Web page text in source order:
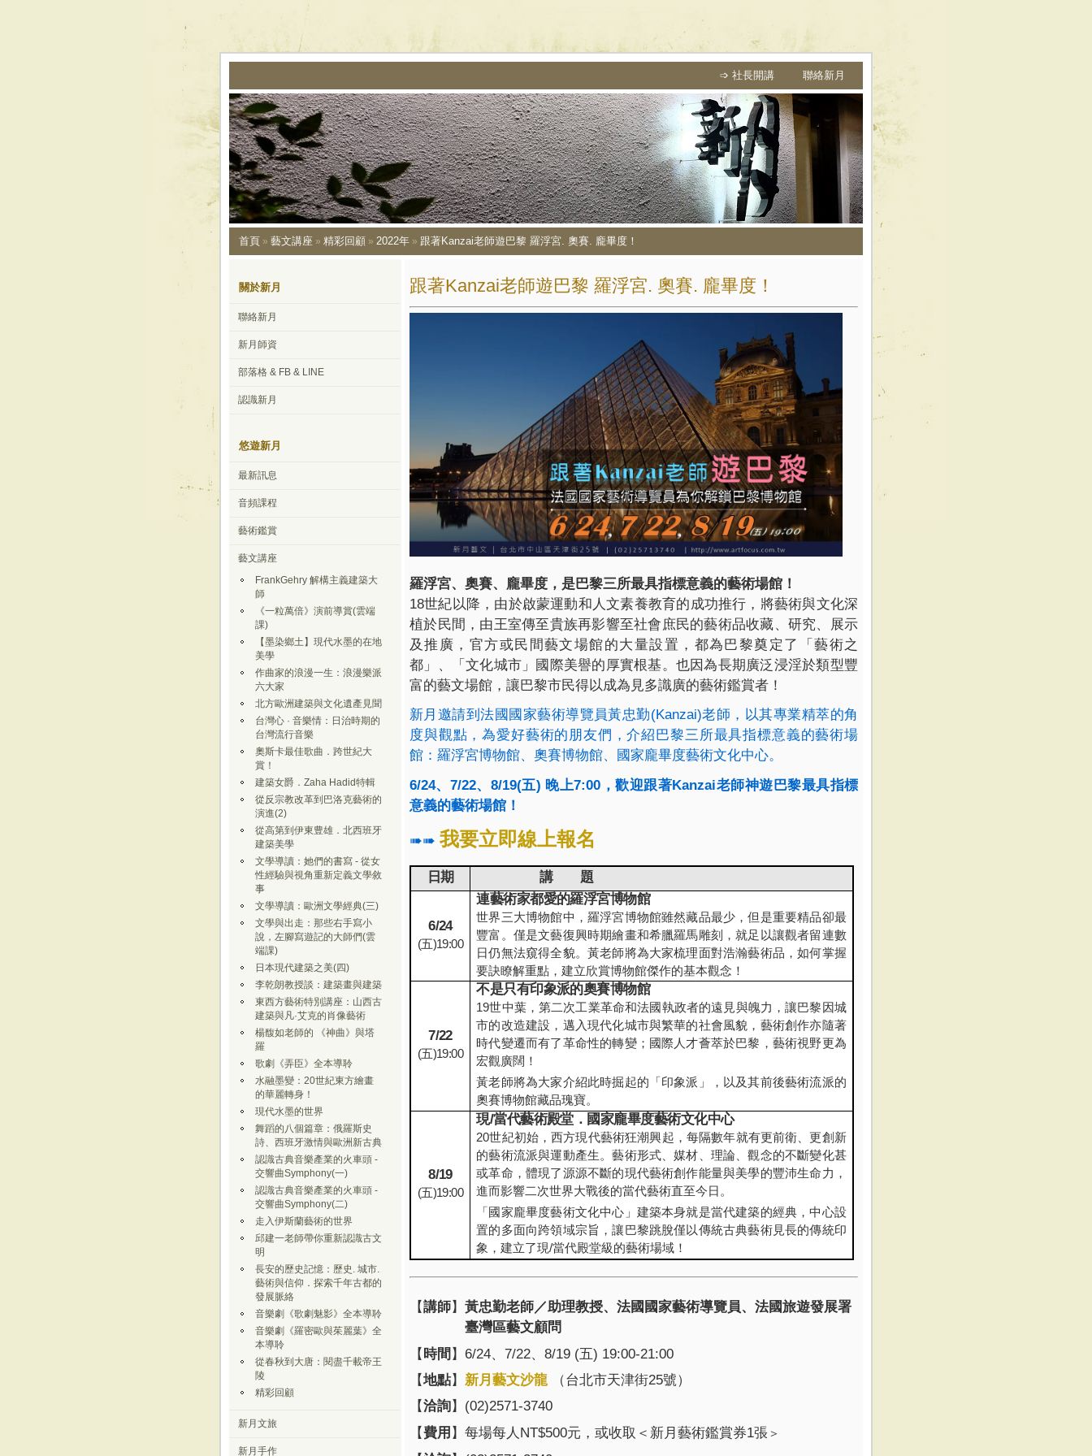
➩ 社長開講 聯絡新月
首頁 » 藝文講座 » 精彩回顧 » 2022年 » 跟著Kanzai老師遊巴黎 羅浮宮. 奧賽. 龐畢度！
關於新月
聯絡新月
新月師資
部落格 & FB & LINE
認識新月
悠遊新月
最新訊息
音頻課程
藝術鑑賞
藝文講座
FrankGehry 解構主義建築大
師
《一粒萬倍》演前導賞(雲端
課)
【墨染鄉土】現代水墨的在地
美學
作曲家的浪漫一生：浪漫樂派
六大家
北方歐洲建築與文化遺產見聞
台灣心 · 音樂情：日治時期的
台灣流行音樂
奧斯卡最佳歌曲．跨世紀大
賞！
建築女爵．Zaha Hadid特輯
從反宗教改革到巴洛克藝術的
演進(2)
從高第到伊東豊雄．北西班牙
建築美學
文學導讀：她們的書寫 - 從女
性經驗與視角重新定義文學敘
事
文學導讀：歐洲文學經典(三)
文學與出走：那些右手寫小
說，左腳寫遊記的大師們(雲
端課)
日本現代建築之美(四)
李乾朗教授談：建築畫與建築
東西方藝術特別講座：山西古
建築與凡·艾克的肖像藝術
楊馥如老師的 《神曲》與塔
羅
歌劇《弄臣》全本導聆
水融墨變：20世紀東方繪畫
的華麗轉身！
現代水墨的世界
舞蹈的八個篇章：俄羅斯史
詩、西班牙激情與歐洲新古典
認識古典音樂產業的火車頭 -
交響曲Symphony(一)
認識古典音樂產業的火車頭 -
交響曲Symphony(二)
走入伊斯蘭藝術的世界
邱建一老師帶你重新認識古文
明
長安的歷史記憶：歷史. 城市.
藝術與信仰．探索千年古都的
發展脈絡
音樂劇《歌劇魅影》全本導聆
音樂劇《羅密歐與茱麗葉》全
本導聆
從春秋到大唐：閱盡千載帝王
陵
精彩回顧
新月文旅
新月手作
跟著Kanzai老師遊巴黎 羅浮宮. 奧賽. 龐畢度！
羅浮宮、奧賽、龐畢度，是巴黎三所最具指標意義的藝術場館！
18世紀以降，由於啟蒙運動和人文素養教育的成功推行，將藝術與文化深
植於民間，由王室傳至貴族再影響至社會庶民的藝術品收藏、研究、展示
及推廣，官方或民間藝文場館的大量設置，都為巴黎奠定了「藝術之
都」、「文化城市」國際美譽的厚實根基。 也因為長期廣泛浸淫於類型豐
富的藝文場館，讓巴黎市民得以成為見多識廣的藝術鑑賞者！
新月邀請到法國國家藝術導覽員黃忠勤(Kanzai)老師，以其專業精萃的角
度與觀點，為愛好藝術的朋友們，介紹巴黎三所最具指標意義的藝術場
館：羅浮宮博物館、奧賽博物館、國家龐畢度藝術文化中心。
6/24、 7/22、 8/19(五) 晚上7:00 ，歡迎跟著Kanzai老師神遊巴黎最具指標
意義的藝術場館！
➠➠ 我要立即線上報名
日期 講 題
6/24
(五)19:00
連藝術家都愛的羅浮宮博物館
世界三大博物館中，羅浮宮博物館雖然藏品最少，但是重要精品卻最
豐富。僅是文藝復興時期繪畫和希臘羅馬雕刻，就足以讓觀者留連數
日仍無法窺得全貌。黃老師將為大家梳理面對浩瀚藝術品，如何掌握
要訣瞭解重點，建立欣賞博物館傑作的基本觀念！
7/22
(五)19:00
不是只有印象派的奧賽博物館
19世中葉，第二次工業革命和法國執政者的遠見與魄力，讓巴黎因城
市的改造建設，邁入現代化城市與繁華的社會風貌，藝術創作亦隨著
時代變遷而有了革命性的轉變；國際人才薈萃於巴黎，藝術視野更為
宏觀廣闊！
黃老師將為大家介紹此時掘起的「印象派」，以及其前後藝術流派的
奧賽博物館藏品瑰寶。
8/19
(五)19:00
現/當代藝術殿堂．國家龐畢度藝術文化中心
20世紀初始，西方現代藝術狂潮興起，每隔數年就有更前衛、更創新
的藝術流派與運動產生。藝術形式、媒材、理論、觀念的不斷變化甚
或革命，體現了源源不斷的現代藝術創作能量與美學的豐沛生命力，
進而影響二次世界大戰後的當代藝術直至今日。
「國家龐畢度藝術文化中心」建築本身就是當代建築的經典，中心設
置的多面向跨領域宗旨，讓巴黎跳脫僅以傳統古典藝術見長的傳統印
象，建立了現/當代殿堂級的藝術場域！
【講師】 黃忠勤老師／助理教授、法國國家藝術導覽員、法國旅遊發展署
臺灣區藝文顧問
【 時間 】 6/24、7/22、8/19 (五) 19:00-21:00
【地點】 新月藝文沙龍 （台北市天津街25號）
【洽詢】 (02)2571-3740
【費用 】 每場每人 NT$500元，或收取＜新月藝術鑑賞券1張＞